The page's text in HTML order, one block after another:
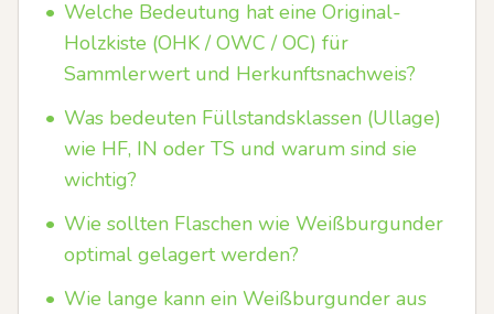
• Welche Bedeutung hat eine Original-
Holzkiste (OHK / OWC / OC) für
Sammlerwert und Herkunftsnachweis?
• Was bedeuten Füllstandsklassen (Ullage)
wie HF, IN oder TS und warum sind sie
wichtig?
• Wie sollten Flaschen wie Weißburgunder
optimal gelagert werden?
• Wie lange kann ein Weißburgunder aus